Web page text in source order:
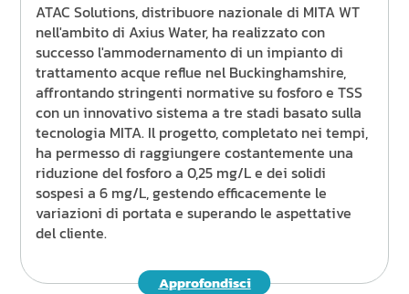
ATAC Solutions, distribuore nazionale di MITA WT
nell'ambito di Axius Water, ha realizzato con
successo l'ammodernamento di un impianto di
trattamento acque reflue nel Buckinghamshire,
affrontando stringenti normative su fosforo e TSS
con un innovativo sistema a tre stadi basato sulla
tecnologia MITA. Il progetto, completato nei tempi,
ha permesso di raggiungere costantemente una
riduzione del fosforo a 0,25 mg/L e dei solidi
sospesi a 6 mg/L, gestendo efficacemente le
variazioni di portata e superando le aspettative
del cliente.
Approfondisci